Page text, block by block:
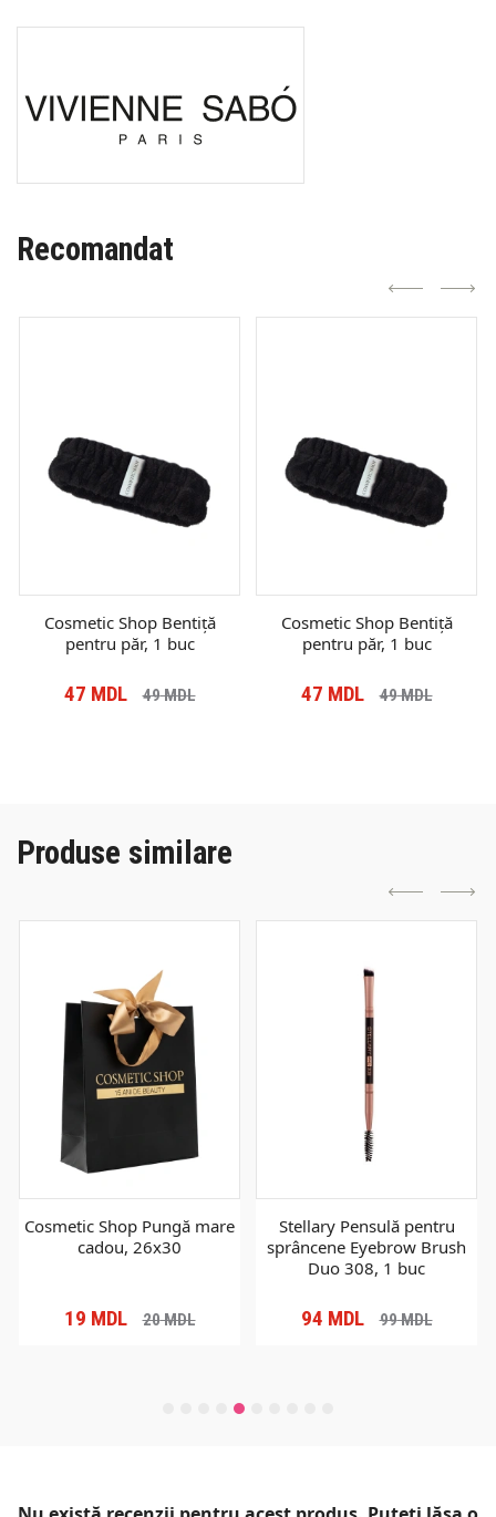
Recomandat
Cosmetic Shop Bentiță
pentru păr, 1 buc
47 MDL 49MDL
Cosmetic Shop Bentiță
pentru păr, 1 buc
47 MDL 49MDL
Produse similare
Cosmetic Shop Pungă mare
cadou, 26x30
19 MDL 20MDL
Stellary Pensulă pentru
sprâncene Eyebrow Brush
Duo 308, 1 buc
94 MDL 99MDL